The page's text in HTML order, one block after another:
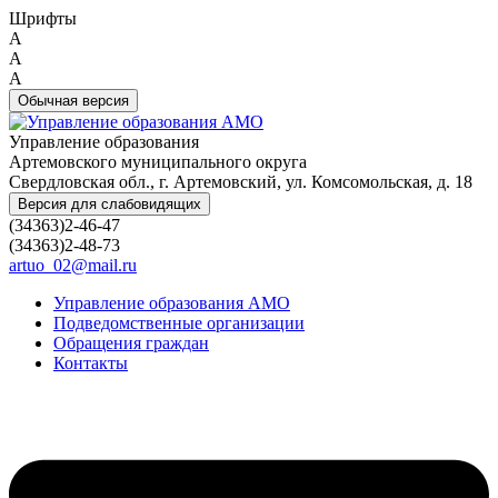
Шрифты
A
A
A
Обычная версия
Управление образования
Артемовского муниципального округа
Свердловская обл., г. Артемовский, ул. Комсомольская, д. 18
Версия для слабовидящих
(34363)2-46-47
(34363)2-48-73
artuo_02@mail.ru
Управление образования АМО
Подведомственные организации
Обращения граждан
Контакты